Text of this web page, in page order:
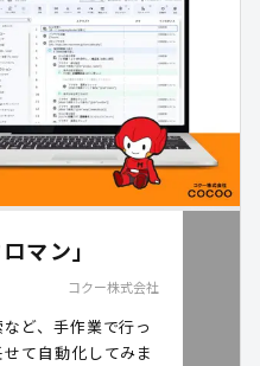
。
マン」
コクー株式会社
ど、手作業で行っ
て自動化してみま